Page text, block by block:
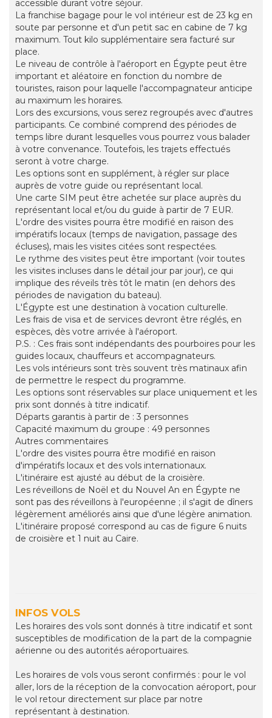
accessible durant votre séjour.
La franchise bagage pour le vol intérieur est de 23 kg en
soute par personne et d'un petit sac en cabine de 7 kg
maximum. Tout kilo supplémentaire sera facturé sur
place.
Le niveau de contrôle à l'aéroport en Égypte peut être
important et aléatoire en fonction du nombre de
touristes, raison pour laquelle l'accompagnateur anticipe
au maximum les horaires.
Lors des excursions, vous serez regroupés avec d'autres
participants. Ce combiné comprend des périodes de
temps libre durant lesquelles vous pourrez vous balader
à votre convenance. Toutefois, les trajets effectués
seront à votre charge.
Les options sont en supplément, à régler sur place
auprès de votre guide ou représentant local.
Une carte SIM peut être achetée sur place auprès du
représentant local et/ou du guide à partir de 7 EUR.
L'ordre des visites pourra être modifié en raison des
impératifs locaux (temps de navigation, passage des
écluses), mais les visites citées sont respectées.
Le rythme des visites peut être important (voir toutes
les visites incluses dans le détail jour par jour), ce qui
implique des réveils très tôt le matin (en dehors des
périodes de navigation du bateau).
L'Égypte est une destination à vocation culturelle.
Les frais de visa et de services devront être réglés, en
espèces, dès votre arrivée à l'aéroport.
P.S. : Ces frais sont indépendants des pourboires pour les
guides locaux, chauffeurs et accompagnateurs.
Les vols intérieurs sont très souvent très matinaux afin
de permettre le respect du programme.
Les options sont réservables sur place uniquement et les
prix sont donnés à titre indicatif.
Départs garantis à partir de : 3 personnes
Capacité maximum du groupe : 49 personnes
Autres commentaires
L'ordre des visites pourra être modifié en raison
d'impératifs locaux et des vols internationaux.
L'itinéraire est ajusté au début de la croisière.
Les réveillons de Noël et du Nouvel An en Égypte ne
sont pas des réveillons à l'européenne ; il s'agit de dîners
légèrement améliorés ainsi que d'une légère animation.
L'itinéraire proposé correspond au cas de figure 6 nuits
de croisière et 1 nuit au Caire.
INFOS VOLS
Les horaires des vols sont donnés à titre indicatif et sont
susceptibles de modification de la part de la compagnie
aérienne ou des autorités aéroportuaires.
Les horaires de vols vous seront confirmés : pour le vol
aller, lors de la réception de la convocation aéroport, pour
le vol retour directement sur place par notre
représentant à destination.